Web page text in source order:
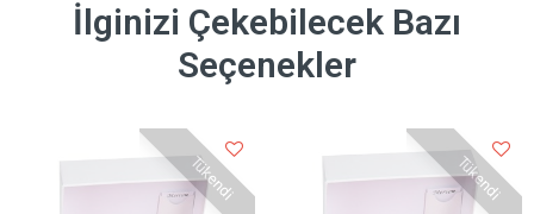
İlginizi Çekebilecek Bazı
Seçenekler
Tükendi Tükendi